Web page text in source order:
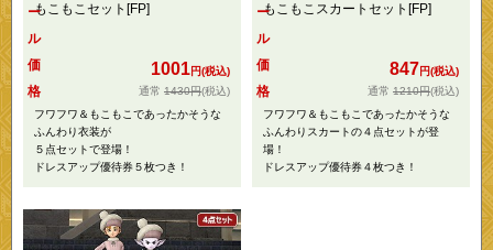
もこもこセット[FP]
ー
ル
価
格
1001円(税込)
1430円(税込)
フワフワ＆もこもこであったかそうな
ふんわり衣装が
５点セットで登場！
ドレスアップ優待券５枚つき！
もこもこスカートセット[FP]
ー
ル
価
格
847円(税込)
1210円(税込)
フワフワ＆もこもこであったかそうな
ふんわりスカートの４点セットが登
場！
ドレスアップ優待券４枚つき！